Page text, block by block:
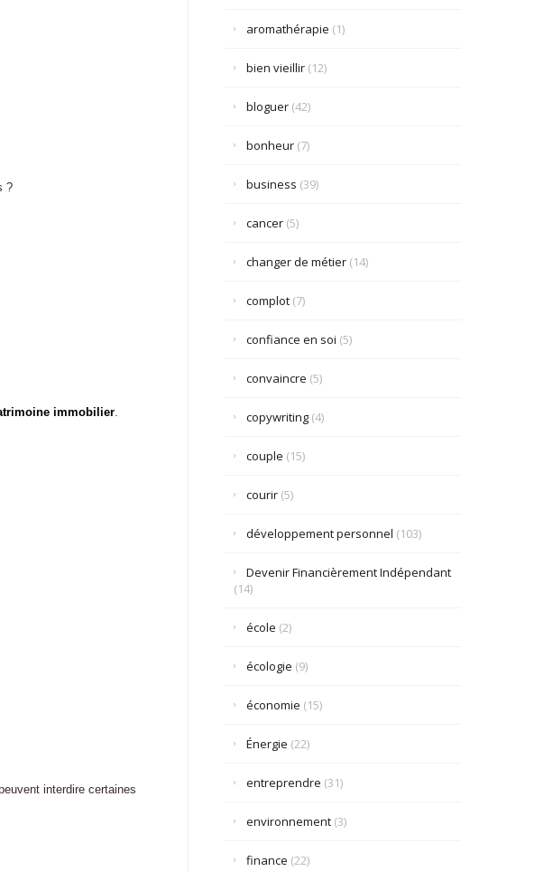
?
immobilier.
interdire certaines
aromathérapie (1)
bien vieillir(12)
bloguer(42)
bonheur(7)
business (39)
cancer(5)
changer de métier(14)
complot(7)
confiance en soi (5)
convaincre (5)
copywriting(4)
couple (15)
courir(5)
développement personnel (103)
Devenir Financièrement Indépendant
(14)
école (2)
écologie (9)
économie (15)
Énergie (22)
entreprendre (31)
environnement(3)
finance (22)